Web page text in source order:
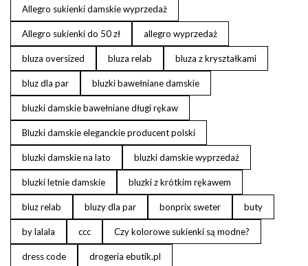
Allegro sukienki damskie wyprzedaż
Allegro sukienki do 50 zł allegro wyprzedaż
bluza oversized bluza relab bluza z kryształkami
bluz dla par bluzki bawełniane damskie
bluzki damskie bawełniane długi rękaw
Bluzki damskie eleganckie producent polski
bluzki damskie na lato bluzki damskie wyprzedaż
bluzki letnie damskie bluzki z krótkim rękawem
bluz relab bluzy dla par bonprix sweter buty
by lalala ccc Czy kolorowe sukienki są modne?
dress code drogeria ebutik.pl